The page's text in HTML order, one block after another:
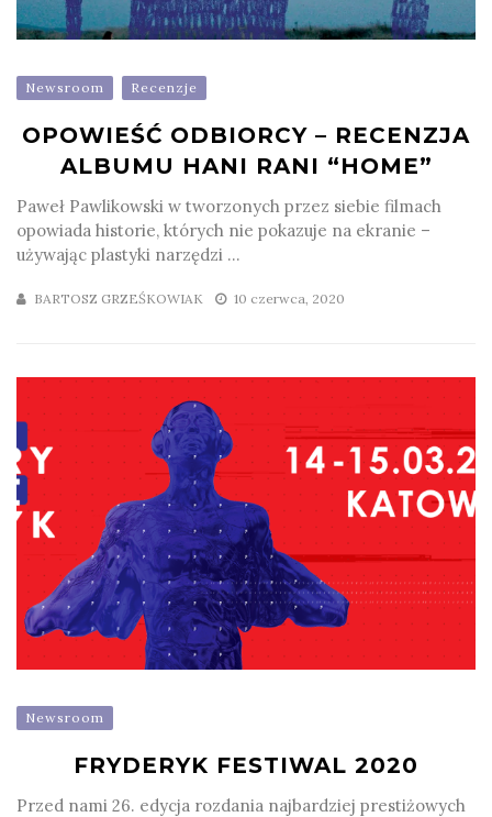
Newsroom Recenzje
OPOWIEŚĆ ODBIORCY – RECENZJA
ALBUMU HANI RANI “HOME”
Paweł Pawlikowski w tworzonych przez siebie filmach
opowiada historie, których nie pokazuje na ekranie –
używając plastyki narzędzi ...
BARTOSZ GRZEŚKOWIAK 10 czerwca, 2020
Newsroom
FRYDERYK FESTIWAL 2020
Przed nami 26. edycja rozdania najbardziej prestiżowych